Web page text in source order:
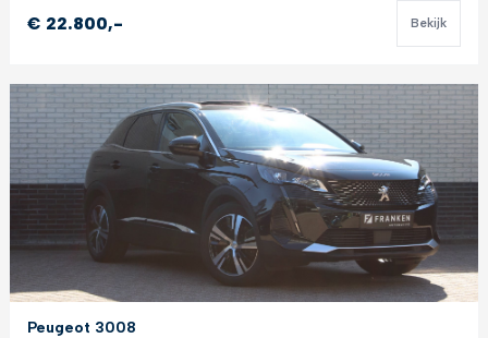
€ 22.800,- Bekijk
Peugeot 3008